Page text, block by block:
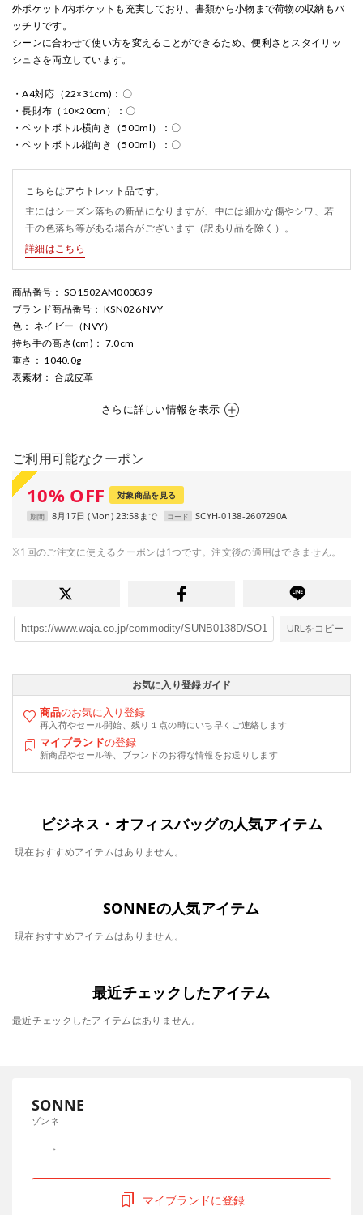
外ポケット/内ポケットも充実しており、書類から小物まで荷物の収納もバ
ッチリです。
シーンに合わせて使い方を変えることができるため、便利さとスタイリッ
シュさを両立しています。
・A4対応（22×31cm)：〇
・長財布（10×20cm）：〇
・ペットボトル横向き（500ml）：〇
・ペットボトル縦向き（500ml）：〇
こちらはアウトレット品です。
主にはシーズン落ちの新品になりますが、中には細かな傷やシワ、若
干の色落ち等がある場合がございます（訳あり品を除く）。
詳細はこちら
商品番号 ： SO1502AM000839
ブランド商品番号 ： KSN026 NVY
色 ： ネイビー（NVY）
持ち手の高さ(cm) ： 7.0cm
重さ ： 1040.0g
表素材： 合成皮革
さらに詳しい情報を表示
ご利用可能なクーポン
10% OFF 対象商品を見る
期間 8月17日 (Mon) 23:58まで コード SCYH-0138-2607290A
※1回のご注文に使えるクーポンは1つです。注文後の適用はできません。
URLをコピー
お気に入り登録ガイド
商品のお気に入り登録
再入荷やセール開始、残り１点の時にいち早くご連絡します
マイブランドの登録
新商品やセール等、ブランドのお得な情報をお送りします
ビジネス・オフィスバッグの人気アイテム
現在おすすめアイテムはありません。
SONNEの人気アイテム
現在おすすめアイテムはありません。
最近チェックしたアイテム
最近チェックしたアイテムはありません。
SONNE
ゾンネ
マイブランドに登録